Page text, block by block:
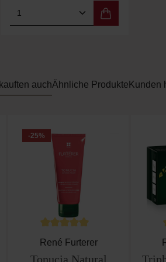
ein oder benutze die
den gewünschten Wert
Produkt Anzahl: Gib
auchÄhnliche Produkte Kunden
von 5 von 5 Sternen
-25%
Durchschnittliche Bewertung
René Furterer
Tonucia Natural